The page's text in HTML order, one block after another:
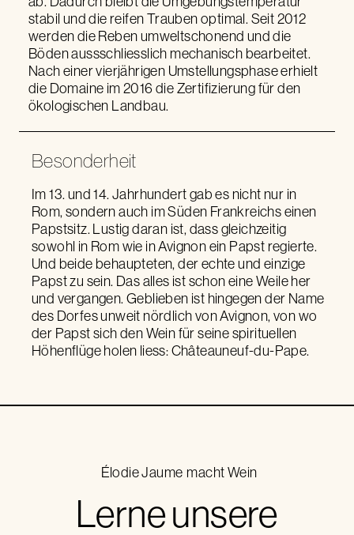
stabil und die reifen Trauben optimal. Seit 2012
werden die Reben umweltschonend und die
Böden aussschliesslich mechanisch bearbeitet.
Nach einer vierjährigen Umstellungsphase erhielt
die Domaine im 2016 die Zertifizierung für den
ökologischen Landbau.
Besonderheit
Im 13. und 14. Jahrhundert gab es nicht nur in
Rom, sondern auch im Süden Frankreichs einen
Papstsitz. Lustig daran ist, dass gleichzeitig
sowohl in Rom wie in Avignon ein Papst regierte.
Und beide behaupteten, der echte und einzige
Papst zu sein. Das alles ist schon eine Weile her
und vergangen. Geblieben ist hingegen der Name
des Dorfes unweit nördlich von Avignon, von wo
der Papst sich den Wein für seine spirituellen
Höhenflüge holen liess: Châteauneuf-du-Pape.
Élodie Jaume macht Wein
Lerne unsere